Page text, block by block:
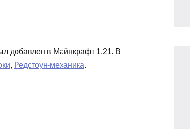
добавлен в Майнкрафт 1.21. В
, Редстоун-механика.